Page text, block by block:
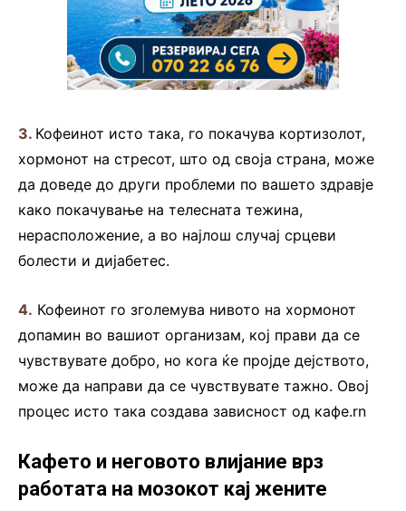
3. Кофеинот исто така, го покачува кортизолот,
хормонот на стресот, што од своја страна, може
да доведе до други проблеми по вашето здравје
како покачување на телесната тежина,
нерасположение, а во најлош случај срцеви
болести и дијабетес.
4. Кофеинот го зголемува нивото на хормонот
допамин во вашиот организам, кој прави да се
чувствувате добро, но кога ќе пројде дејството,
може да направи да се чувствувате тажно. Овој
процес исто така создава зависност од кафе.rn
Кафето и неговото влијание врз
работата на мозокот кај жените